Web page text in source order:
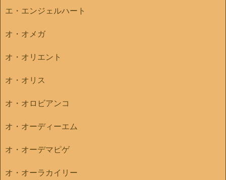
エ・エンジェルハート
オ・オメガ
オ・オリエント
オ・オリス
オ・オロビアンコ
オ・オーディーエム
オ・オーデマピゲ
オ・オーラカイリー